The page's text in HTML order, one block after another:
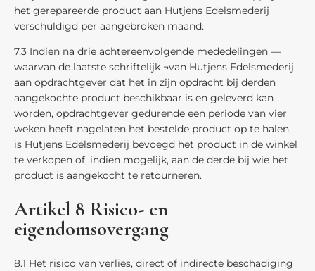
het gerepareerde product aan Hutjens Edelsmederij
verschuldigd per aangebroken maand.
7.3 Indien na drie achtereenvolgende mededelingen —
waarvan de laatste schriftelijk ¬van Hutjens Edelsmederij
aan opdrachtgever dat het in zijn opdracht bij derden
aangekochte product beschikbaar is en geleverd kan
worden, opdrachtgever gedurende een periode van vier
weken heeft nagelaten het bestelde product op te halen,
is Hutjens Edelsmederij bevoegd het product in de winkel
te verkopen of, indien mogelijk, aan de derde bij wie het
product is aangekocht te retourneren.
Artikel 8 Risico- en
eigendomsovergang
8.1 Het risico van verlies, direct of indirecte beschadiging